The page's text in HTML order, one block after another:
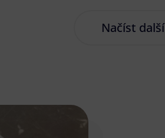
Načíst další